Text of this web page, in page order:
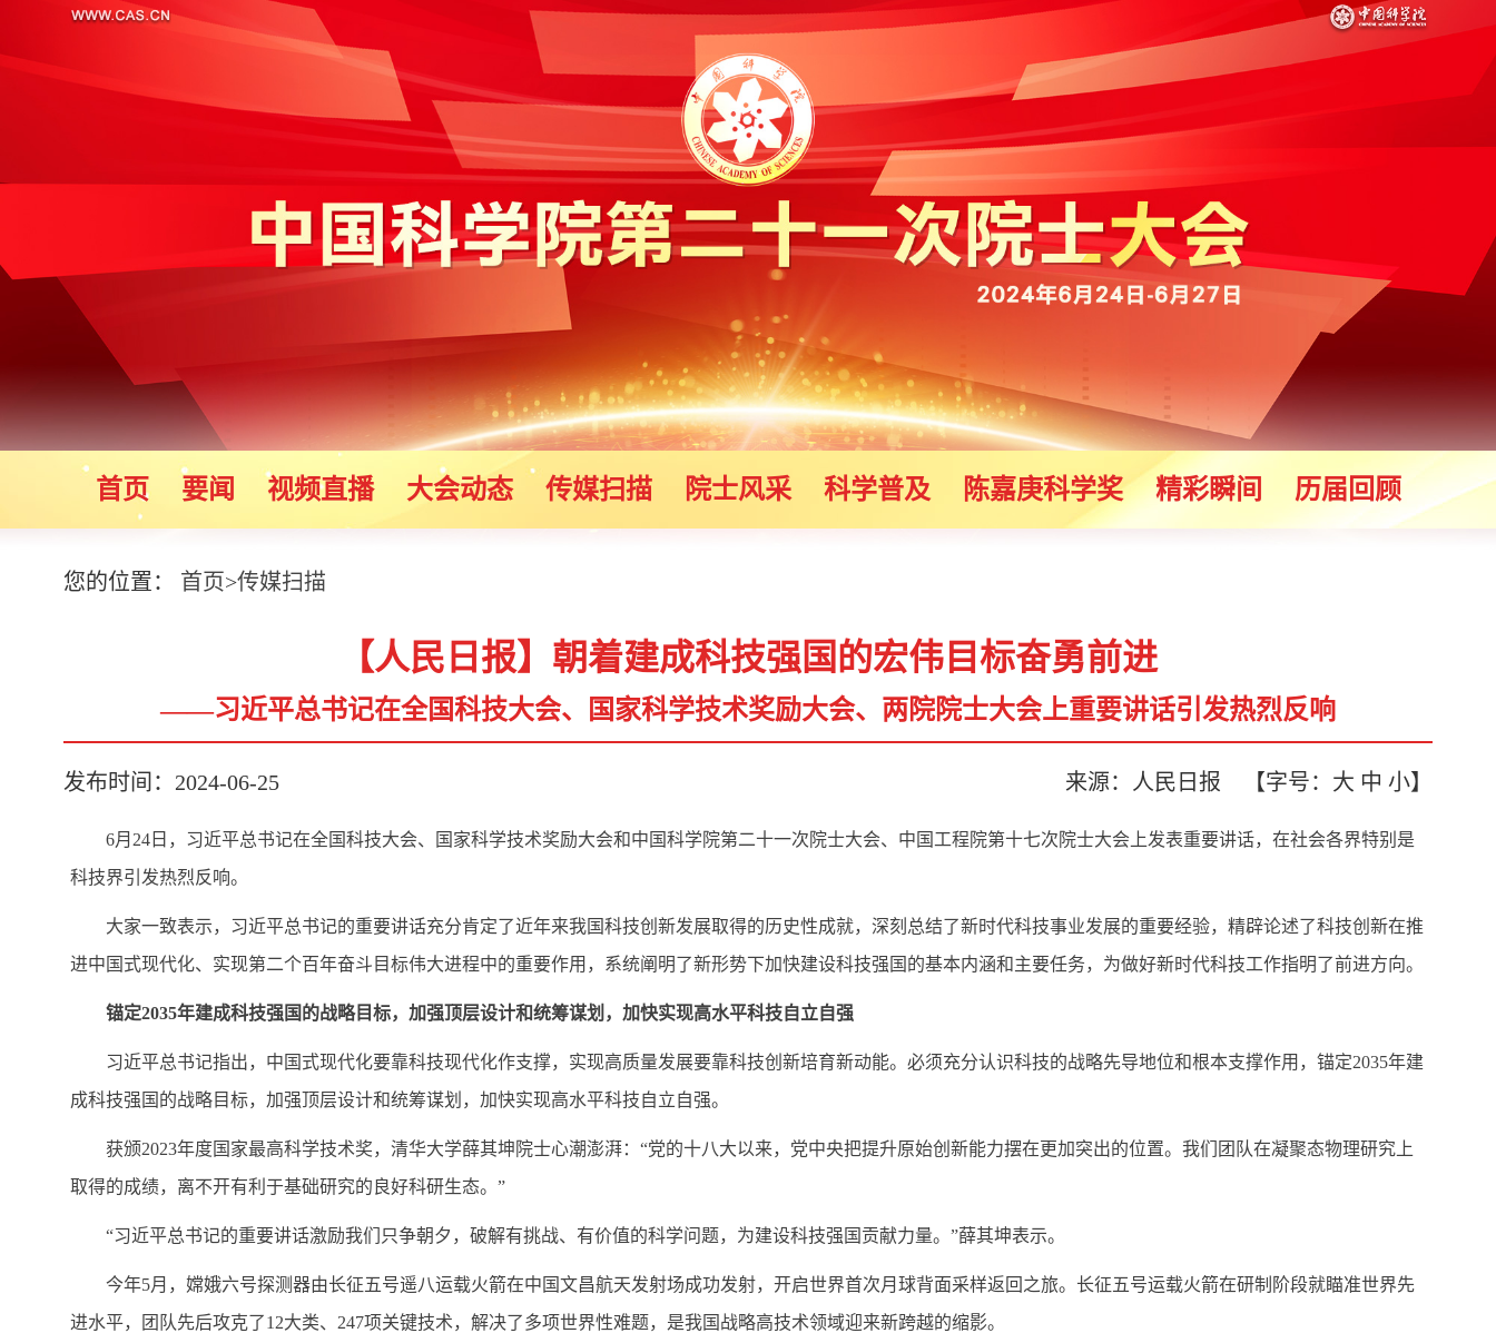
首页 要闻 视频直播 大会动态 传媒扫描 院士风采 科学普及 陈嘉庚科学奖 精彩瞬间 历届回顾
您的位置： 首页>传媒扫描
【人民日报】朝着建成科技强国的宏伟目标奋勇前进
——习近平总书记在全国科技大会、国家科学技术奖励大会、两院院士大会上重要讲话引发热烈反响
发布时间：2024-06-25 来源：人民日报 【字号： 大 中 小】
6月24日，习近平总书记在全国科技大会、国家科学技术奖励大会和中国科学院第二十一次院士大会、中国工程院第十七次院士大会上发表重要讲话，在社会各界特别是
科技界引发热烈反响。
大家一致表示，习近平总书记的重要讲话充分肯定了近年来我国科技创新发展取得的历史性成就，深刻总结了新时代科技事业发展的重要经验，精辟论述了科技创新在推
进中国式现代化、实现第二个百年奋斗目标伟大进程中的重要作用，系统阐明了新形势下加快建设科技强国的基本内涵和主要任务，为做好新时代科技工作指明了前进方向。
锚定2035年建成科技强国的战略目标，加强顶层设计和统筹谋划，加快实现高水平科技自立自强
习近平总书记指出，中国式现代化要靠科技现代化作支撑，实现高质量发展要靠科技创新培育新动能。必须充分认识科技的战略先导地位和根本支撑作用，锚定2035年建
成科技强国的战略目标，加强顶层设计和统筹谋划，加快实现高水平科技自立自强。
获颁2023年度国家最高科学技术奖，清华大学薛其坤院士心潮澎湃：“党的十八大以来，党中央把提升原始创新能力摆在更加突出的位置。我们团队在凝聚态物理研究上
取得的成绩，离不开有利于基础研究的良好科研生态。”
“习近平总书记的重要讲话激励我们只争朝夕，破解有挑战、有价值的科学问题，为建设科技强国贡献力量。”薛其坤表示。
今年5月，嫦娥六号探测器由长征五号遥八运载火箭在中国文昌航天发射场成功发射，开启世界首次月球背面采样返回之旅。长征五号运载火箭在研制阶段就瞄准世界先
进水平，团队先后攻克了12大类、247项关键技术，解决了多项世界性难题，是我国战略高技术领域迎来新跨越的缩影。